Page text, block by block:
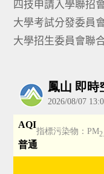
四技申請入學聯招
大學考試分發委員
大學招生委員會聯